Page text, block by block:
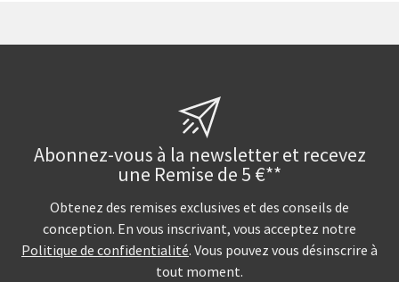
Abonnez-vous à la newsletter et recevez
une Remise de 5 €**
Obtenez des remises exclusives et des conseils de
conception. En vous inscrivant, vous acceptez notre
Politique de confidentialité. Vous pouvez vous désinscrire à
tout moment.